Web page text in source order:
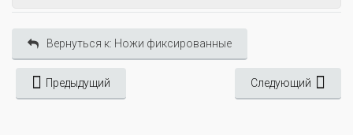
Вернуться к: Ножи фиксированные
Предыдущий Следующий